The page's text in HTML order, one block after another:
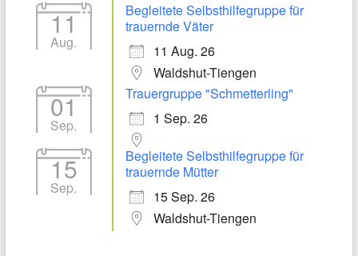
11
Aug.
Begleitete Selbsthilfegruppe für
trauernde Väter
11 Aug. 26
Waldshut-Tiengen
01
Sep.
Trauergruppe "Schmetterling"
1 Sep. 26
15
Sep.
Begleitete Selbsthilfegruppe für
trauernde Mütter
15 Sep. 26
Waldshut-Tiengen